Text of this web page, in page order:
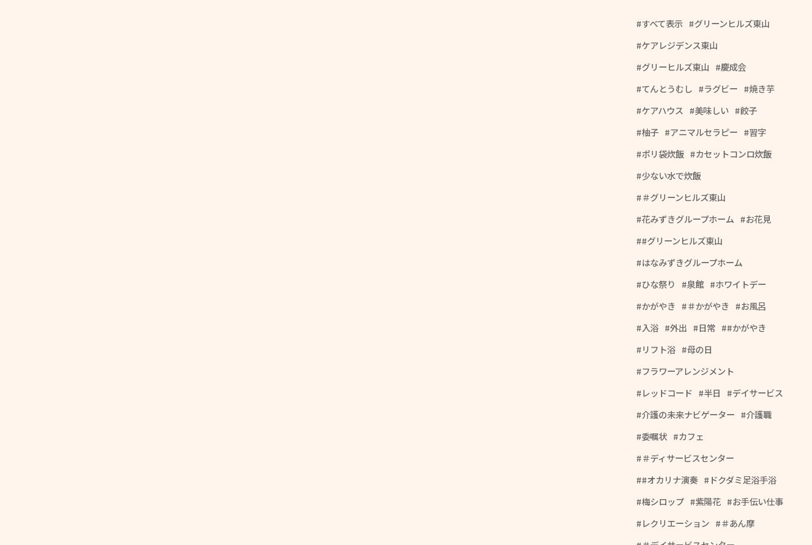
すべて表示
グリーンヒルズ東山
ケアレジデンス東山
グリーヒルズ東山
慶成会
てんとうむし
ラグビー
焼き芋
ケアハウス
美味しい
餃子
柚子
アニマルセラピー
習字
ポリ袋炊飯
カセットコンロ炊飯
少ない水で炊飯
＃グリーンヒルズ東山
花みずきグループホーム
お花見
#グリーンヒルズ東山
はなみずきグループホーム
ひな祭り
泉館
ホワイトデー
かがやき
＃かがやき
お風呂
入浴
外出 日常
#かがやき
リフト浴
母の日
フラワーアレンジメント
レッドコード
半日
デイサービス
介護の未来ナビゲーター
介護職
委嘱状
カフェ
＃ディサービスセンター
#オカリナ演奏
ドクダミ足浴手浴
梅シロップ
紫陽花
お手伝い仕事
レクリエーション
＃あん摩